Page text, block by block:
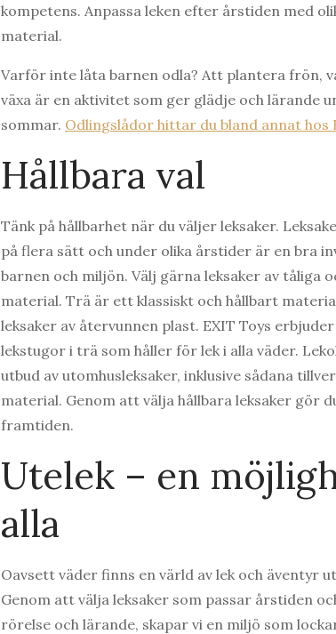
kompetens. Anpassa leken efter årstiden med
material.
Varför inte låta barnen odla? Att plantera frön,
växa är en aktivitet som ger glädje och lärande
sommar. Odlingslådor hittar du bland annat hos
Hållbara val
Tänk på hållbarhet när du väljer leksaker.
på flera sätt och under olika årstider är en bra
barnen och miljön. Välj gärna leksaker av tåliga
material. Trä är ett klassiskt och hållbart
leksaker av återvunnen plast. EXIT Toys
lekstugor i trä som håller för lek i alla väder.
utbud av utomhusleksaker, inklusive sådana
material. Genom att välja hållbara leksaker gör
framtiden.
Utelek – en
alla
Oavsett väder finns en värld av lek och äventyr
Genom att välja leksaker som passar årstiden
rörelse och lärande, skapar vi en miljö som